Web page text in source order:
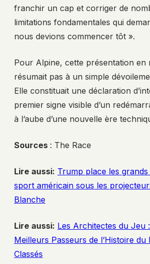
franchir un cap et corriger de
limitations fondamentales qui
nous devions commencer tôt ».
Pour Alpine, cette présentation en
résumait pas à un simple
Elle constituait une déclaration
premier signe visible d’un
à l’aube d’une nouvelle ère
Sources : The Race
Lire aussi: Trump place les
sport américain sous les
Blanche
Lire aussi: Les Architectes du Jeu
Meilleurs Passeurs de l’Histoire du
Classés